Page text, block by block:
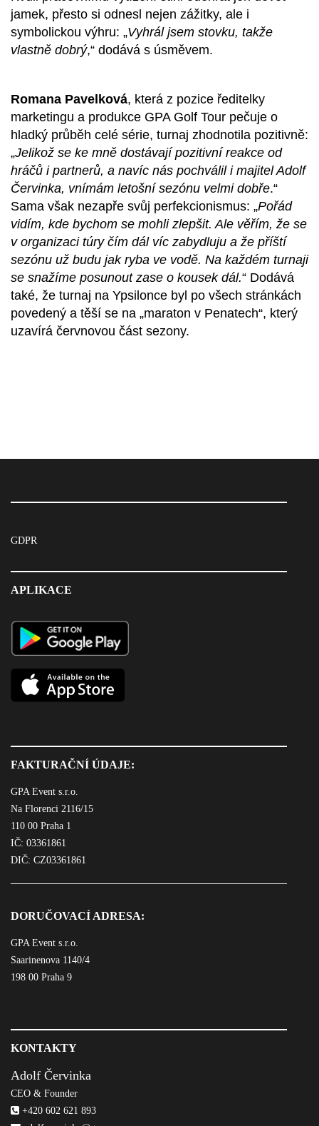
jamek, přesto si odnesl nejen zážitky, ale i
symbolickou výhru: „Vyhrál jsem stovku, takže
vlastně dobrý,“ dodává s úsměvem.
Romana Pavelková, která z pozice ředitelky
marketingu a produkce GPA Golf Tour pečuje o
hladký průběh celé série, turnaj zhodnotila pozitivně:
„Jelikož se ke mně dostávají pozitivní reakce od
hráčů i partnerů, a navíc nás pochválil i majitel Adolf
Červinka, vnímám letošní sezónu velmi dobře.“
Sama však nezapře svůj perfekcionismus: „Pořád
vidím, kde bychom se mohli zlepšit. Ale věřím, že se
v organizaci túry čím dál víc zabydluju a že příští
sezónu už budu jak ryba ve vodě. Na každém turnaji
se snažíme posunout zase o kousek dál.“ Dodává
také, že turnaj na Ypsilonce byl po všech stránkách
povedený a těší se na „maraton v Penatech“, který
uzavírá červnovou část sezony.
GDPR
APLIKACE
FAKTURAČNÍ ÚDAJE:
GPA Event s.r.o.
Na Florenci 2116/15
110 00 Praha 1
IČ: 03361861
DIČ: CZ03361861
DORUČOVACÍ ADRESA:
GPA Event s.r.o.
Saarinenova 1140/4
198 00 Praha 9
KONTAKTY
Adolf Červinka
CEO & Founder
+420 602 621 893